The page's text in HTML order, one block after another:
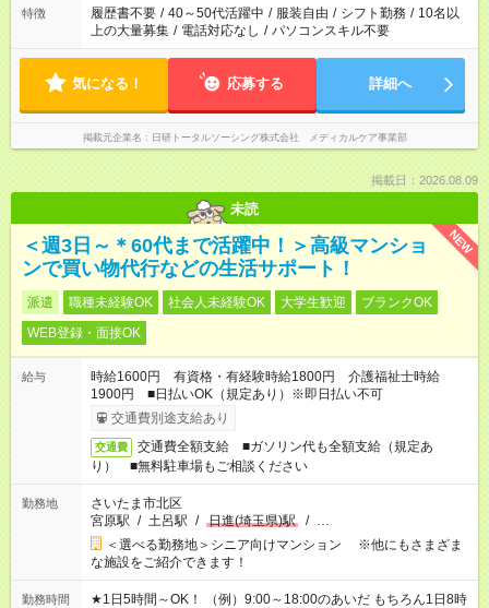
合は応募できません。
特徴 履歴書不要 / 40～50代活躍中 / 服装自由 / シフト勤務 / 10名以
上の大量募集 / 電話対応なし / パソコンスキル不要
気になる！ 応募する 詳細へ
掲載元企業名 日研トータルソーシング株式会社 メディカルケア事業部
掲載日：2026.08.09
未読
NEW
＜週3日～＊60代まで活躍中！＞高級マンショ
ンで買い物代行などの生活サポート！
派遣 職種未経験OK 社会人未経験OK 大学生歓迎
ブランクOK
WEB登録・面接OK
給与
時給1600円 有資格・有経験時給1800円 介護福祉士時給
1900円 ■日払いOK（規定あり）※即日払い不可
交通費別途支給あり
交通費
交通費全額支給 ■ガソリン代も全額支給（規定あ
り） ■無料駐車場もご相談ください
勤務地
さいたま市北区
宮原駅 / 土呂駅 / 日進(埼玉県)駅 / …
＜選べる勤務地＞シニア向けマンション ※他にもさまざま
な施設をご紹介できます！
勤務時間
★1日5時間～OK！ （例）9:00～18:00のあいだ もちろん1日8時